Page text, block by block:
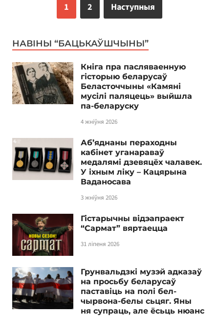
1 2 Наступныя
НАВІНЫ “БАЦЬКАЎШЧЫНЫ”
Кніга пра пасляваенную
гісторыю беларусаў
Беласточчыны «Камяні
мусілі паляцець» выйшла
па-беларуску
4 жніўня 2026
Аб’яднаны пераходны
кабінет уганараваў
медалямі дзевяцёх чалавек.
У іхным ліку – Кацярына
Ваданосава
3 жніўня 2026
Гістарычны відэапраект
“Сармат” вяртаецца
31 ліпеня 2026
Грунвальдзкі музэй адказаў
на просьбу беларусаў
паставіць на полі бел-
чырвона-белы сьцяг. Яны
ня супраць, але ёсьць нюанс